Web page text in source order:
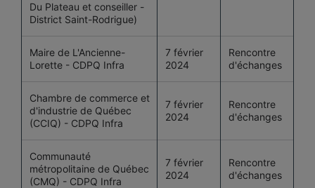
Du Plateau et conseiller -
District Saint-Rodrigue)
Maire de L'Ancienne-
Lorette - CDPQ Infra
7 février
2024
Rencontre
d'échanges
Chambre de commerce et
d'industrie de Québec
(CCIQ) - CDPQ Infra
7 février
2024
Rencontre
d'échanges
Communauté
métropolitaine de Québec
(CMQ) - CDPQ Infra
7 février
2024
Rencontre
d'échanges